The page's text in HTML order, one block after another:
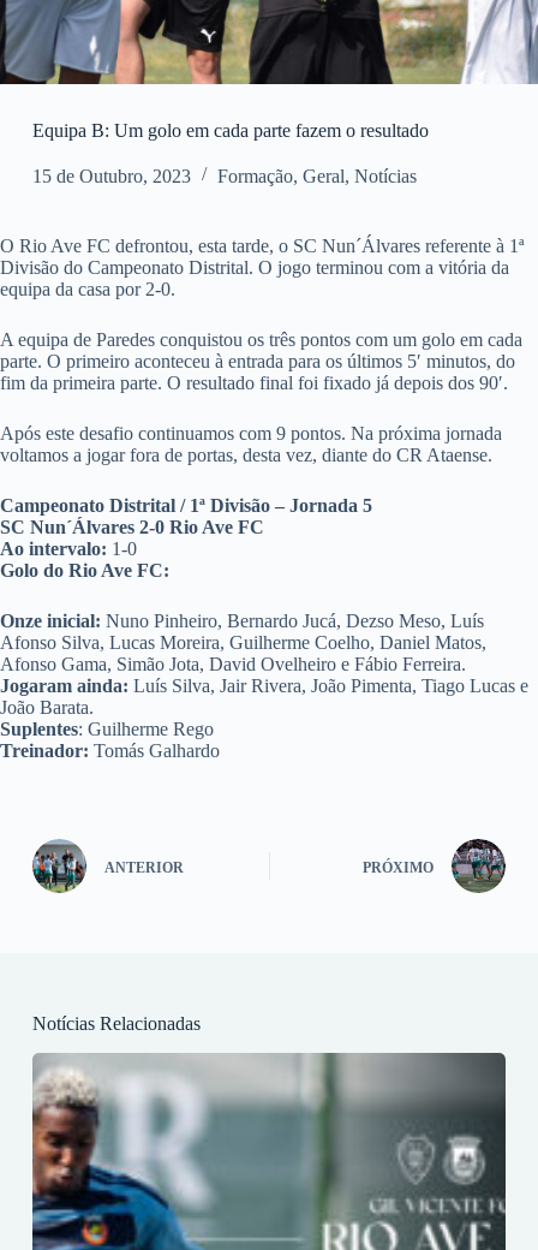
Equipa B: Um golo em cada parte fazem o resultado
15 de Outubro, 2023 Formação, Geral, Notícias
O Rio Ave FC defrontou, esta tarde, o SC Nun´Álvares referente à 1ª
Divisão do Campeonato Distrital. O jogo terminou com a vitória da
equipa da casa por 2-0.
A equipa de Paredes conquistou os três pontos com um golo em cada
parte. O primeiro aconteceu à entrada para os últimos 5′ minutos, do
fim da primeira parte. O resultado final foi fixado já depois dos 90′.
Após este desafio continuamos com 9 pontos. Na próxima jornada
voltamos a jogar fora de portas, desta vez, diante do CR Ataense.
Campeonato Distrital / 1ª Divisão – Jornada 5
SC Nun´Álvares 2-0 Rio Ave FC
Ao intervalo: 1-0
Golo do Rio Ave FC:
Onze inicial: Nuno Pinheiro, Bernardo Jucá, Dezso Meso, Luís
Afonso Silva, Lucas Moreira, Guilherme Coelho, Daniel Matos,
Afonso Gama, Simão Jota, David Ovelheiro e Fábio Ferreira.
Jogaram ainda: Luís Silva, Jair Rivera, João Pimenta, Tiago Lucas e
João Barata.
Suplentes: Guilherme Rego
Treinador: Tomás Galhardo
ANTERIOR PRÓXIMO
Notícias Relacionadas